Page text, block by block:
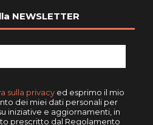
NEWSLETTER
sulla privacy ed esprimo il mio
dei miei dati personali per
iniziative e aggiornamenti, in
prescritto dal Regolamento